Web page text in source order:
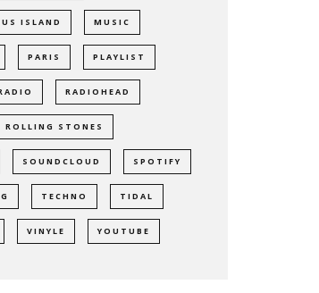
ISLAND MUSIC
PARIS PLAYLIST
RADIOHEAD
ROLLING STONES
SOUNDCLOUD SPOTIFY
TECHNO TIDAL
VINYLE YOUTUBE